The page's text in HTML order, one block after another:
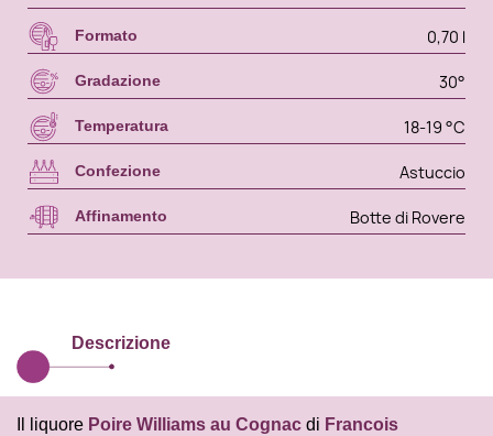
Formato 0,70 l
Gradazione 30°
Temperatura 18-19 °C
Confezione Astuccio
Affinamento Botte di Rovere
Descrizione
Il liquore Poire Williams au Cognac di Francois